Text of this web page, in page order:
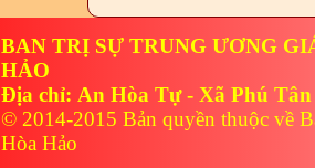
BAN TRỊ SỰ TRUNG ƯƠNG
HẢO
Địa chỉ: An Hòa Tự - Xã Phú
© 2014-2015 Bản quyền thuộc về
Hòa Hảo